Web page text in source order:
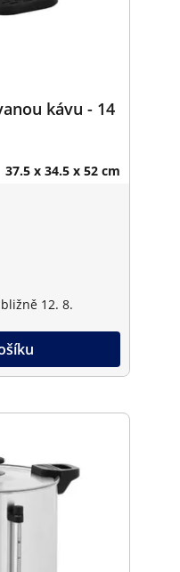
kávu - 14
37.5 x 34.5 x 52 cm
12. 8.